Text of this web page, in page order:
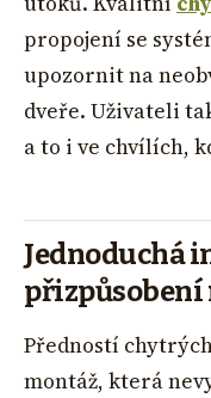
propojení se
upozornit na
dveře. Uživateli
a to i ve chvílích,
Jednoduchá
přizpůsobení
Předností
montáž, která